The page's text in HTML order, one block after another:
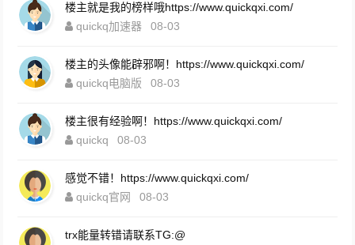
楼主就是我的榜样哦https://www.quickqxi.com/
quickq加速器
08-03
楼主的头像能辟邪啊！https://www.quickqxi.com/
quickq电脑版
08-03
楼主很有经验啊！https://www.quickqxi.com/
quickq
08-03
感觉不错！https://www.quickqxi.com/
quickq官网
08-03
trx能量转错请联系TG:@